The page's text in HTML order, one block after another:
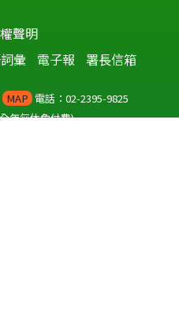
聲明
彙 電子報 署長信箱
MAP 電話：02-2395-9825
年無休免付費)